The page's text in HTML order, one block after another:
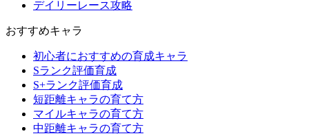
デイリーレース攻略
おすすめキャラ
初心者におすすめの育成キャラ
Sランク評価育成
S+ランク評価育成
短距離キャラの育て方
マイルキャラの育て方
中距離キャラの育て方